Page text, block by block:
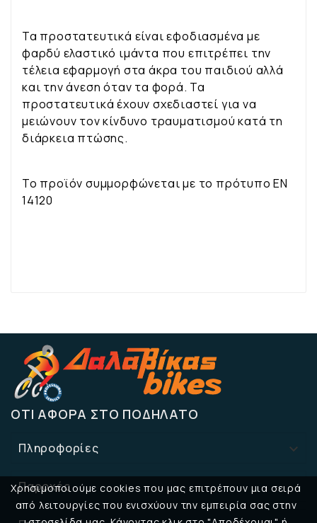
Χρησιμοποιούμε cookies που μας επιτρέπουν μια σειρά
από λειτουργίες που ενισχύουν την εμπειρία σας στην
Τα προστατευτικά είναι εφοδιασμένα με
φαρδύ ελαστικό ιμάντα που επιτρέπει την
τέλεια εφαρμογή στα άκρα του παιδιού αλλά
και την άνεση όταν τα φορά. Τα
προστατευτικά έχουν σχεδιαστεί για να
μειώνουν τον κίνδυνο τραυματισμού κατά τη
διάρκεια πτώσης.
Το προϊόν συμμορφώνεται με το πρότυπο EN
14120
ΌΤΙ ΑΦΟΡΆ ΣΤΟ ΠΟΔΉΛΑΤΟ
Πληροφορίες 
Παροχές 